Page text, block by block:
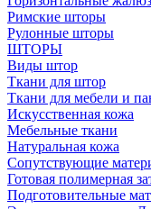
Римские шторы
Рулонные шторы
ШТОРЫ
Виды штор
Ткани для штор
Ткани для мебели и
Искусственная кожа
Мебельные ткани
Натуральная кожа
Сопутствующие
Готовая полимерная
Подготовительные